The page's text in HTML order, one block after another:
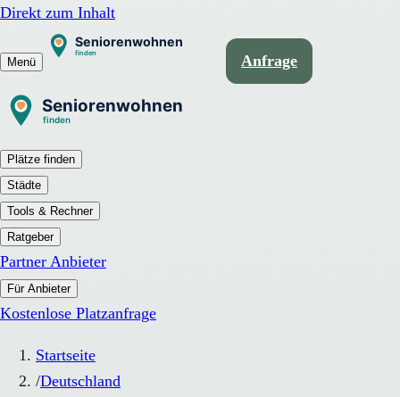
Direkt zum Inhalt
Menü Anfrage
Plätze finden
Städte
Tools & Rechner
Ratgeber
Partner Anbieter
Für Anbieter
Kostenlose Platzanfrage
Startseite
/Deutschland